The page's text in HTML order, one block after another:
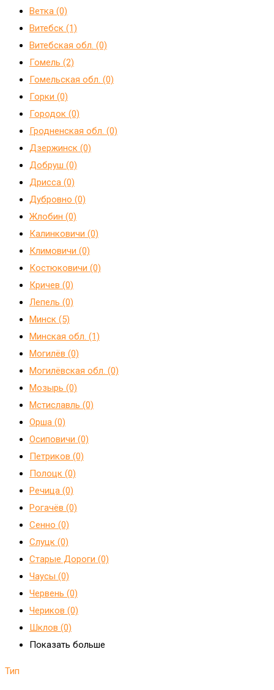
Ветка (0)
Витебск (1)
Витебская обл. (0)
Гомель (2)
Гомельская обл. (0)
Горки (0)
Городок (0)
Гродненская обл. (0)
Дзержинск (0)
Добруш (0)
Дрисса (0)
Дубровно (0)
Жлобин (0)
Калинковичи (0)
Климовичи (0)
Костюковичи (0)
Кричев (0)
Лепель (0)
Минск (5)
Минская обл. (1)
Могилёв (0)
Могилёвская обл. (0)
Мозырь (0)
Мстиславль (0)
Орша (0)
Осиповичи (0)
Петриков (0)
Полоцк (0)
Речица (0)
Рогачёв (0)
Сенно (0)
Слуцк (0)
Старые Дороги (0)
Чаусы (0)
Червень (0)
Чериков (0)
Шклов (0)
Показать больше
Тип